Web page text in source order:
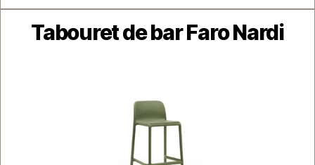
Catégories
Tabouret de bar Faro Nardi